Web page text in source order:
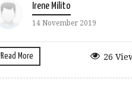
Irene Milito
14 November 2019
Read More 26